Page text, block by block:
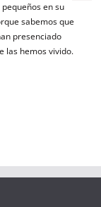
observar
alrededores resulta
remontarnos a más
siglos atrás.